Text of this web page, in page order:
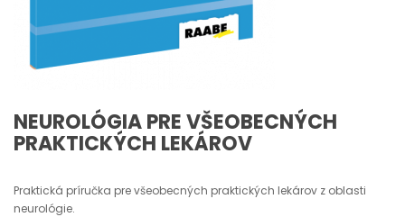
NEUROLÓGIA PRE VŠEOBECNÝCH
PRAKTICKÝCH LEKÁROV
Praktická príručka pre všeobecných praktických lekárov z oblasti
neurológie.